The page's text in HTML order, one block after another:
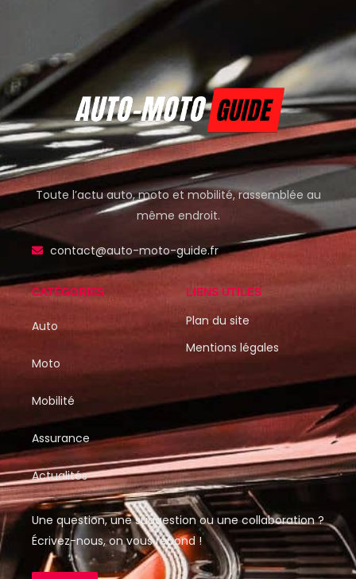
Toute l’actu auto, moto et mobilité, rassemblée au
même endroit.
contact@auto-moto-guide.fr
CATÉGORIES
Auto
Moto
Mobilité
Assurance
Actualités
LIENS UTILES
Plan du site
Mentions légales
Une question, une suggestion ou une collaboration ?
Écrivez-nous, on vous répond !